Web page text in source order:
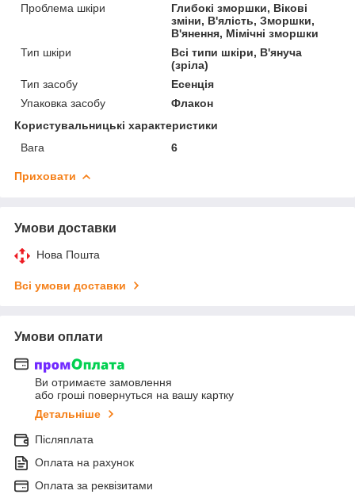
Проблема шкіри
Глибокі зморшки, Вікові
зміни, В'ялість, Зморшки,
В'янення, Мімічні зморшки
Тип шкіри
Всі типи шкіри, В'януча
(зріла)
Тип засобу
Есенція
Упаковка засобу
Флакон
Користувальницькі характеристики
Вага
6
Приховати
Умови доставки
Нова Пошта
Всі умови доставки
Умови оплати
Ви отримаєте замовлення
або гроші повернуться на вашу картку
Детальніше
Післяплата
Оплата на рахунок
Оплата за реквізитами